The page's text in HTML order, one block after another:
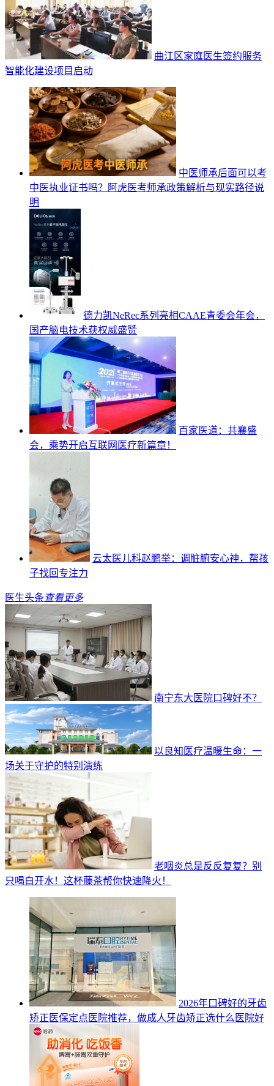
曲江区家庭医生签约服务
智能化建设项目启动
中医师承后面可以考
中医执业证书吗？阿虎医考师承政策解析与现实路径说
明
德力凯NeRec系列亮相CAAE青委会年会，
国产脑电技术获权威盛赞
百家医道：共襄盛
会，乘势开启互联网医疗新篇章！
云太医儿科赵鹏举：调脏腑安心神，帮孩
子找回专注力
医生头条查看更多
南宁东大医院口碑好不？
以良知医疗温暖生命：一
场关于守护的特别演练
老咽炎总是反反复复？别
只喝白开水！这杯藤茶帮你快速降火！
2026年口碑好的牙齿
矫正医保定点医院推荐，做成人牙齿矫正选什么医院好